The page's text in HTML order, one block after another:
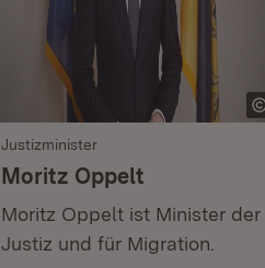
Justizminister
Moritz Oppelt
Moritz Oppelt ist Minister der
Justiz und für Migration.